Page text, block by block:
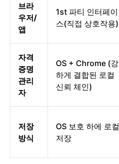
브라
우저/
앱
1st 파티 인터페이
스(직접 상호작용)
자격
증명
관리
자
OS + Chrome (강
하게 결합된 로컬
신뢰 체인)
저장
방식
OS 보호 하에 로컬
저장